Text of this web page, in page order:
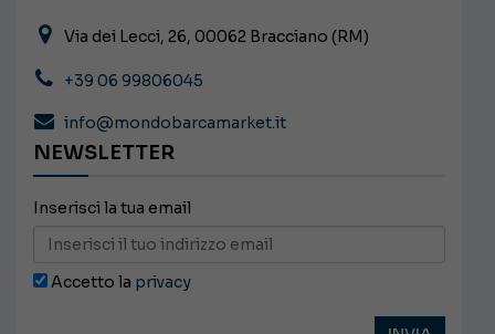
Via dei Lecci, 26, 00062 Bracciano (RM)
+39 06 99806045
info@mondobarcamarket.it
NEWSLETTER
Inserisci la tua email
Accetto la privacy